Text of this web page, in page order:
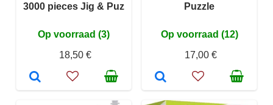
3000 pieces Jig & Puz
Op voorraad (3)
18,50 €
Puzzle
Op voorraad (12)
17,00 €